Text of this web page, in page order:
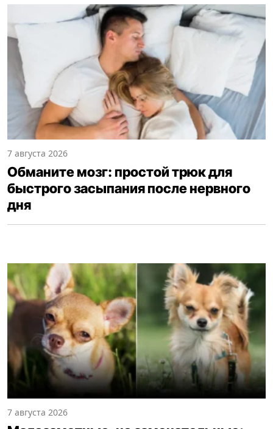
7 августа 2026
Обманите мозг: простой трюк для
быстрого засыпания после нервного
дня
7 августа 2026